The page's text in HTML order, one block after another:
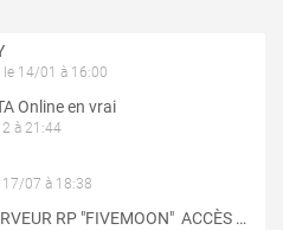
14/01 à 16:00
Online en vrai
à 21:44
07 à 18:38
GTA RP : ? OUVERTURE DU SERVEUR RP "FIVEMOON"  ACCÈS LIBRE ?